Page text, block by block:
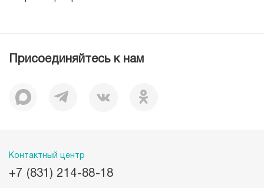
Отзывы
Лицензии
Корпоративная социальная ответственность
Журнал для пациентов «МЕДСИ СЕГОДНЯ»
Присоединяйтесь к нам
Контактный центр
+7 (831) 214-88-18